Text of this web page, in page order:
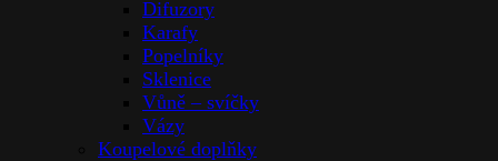
Difuzory
Karafy
Popelníky
Sklenice
Vůně – svíčky
Vázy
Koupelové doplňky